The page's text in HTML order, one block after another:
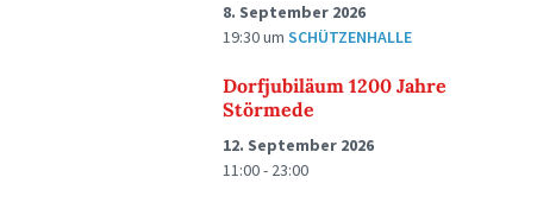
8. September 2026
19:30umSCHÜTZENHALLE
Dorfjubiläum 1200 Jahre
Störmede
12. September 2026
11:00 - 23:00